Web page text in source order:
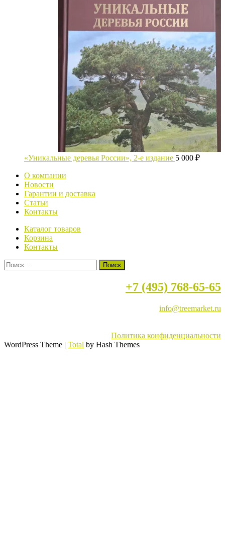
«Уникальные деревья России», 2-е издание 5 000 ₽
О компании
Новости
Гарантии и доставка
Статьи
Контакты
Каталог товаров
Корзина
Контакты
Найти:
+7 (495) 768-65-65
info@treemarket.ru
Политика конфиденциальности
WordPress Theme | Total by Hash Themes